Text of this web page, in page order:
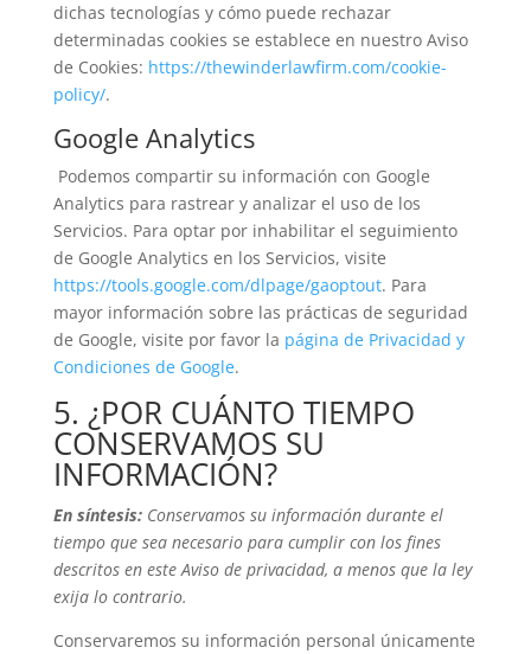
dichas tecnologías y cómo puede rechazar
determinadas cookies se establece en nuestro Aviso
de Cookies: https://thewinderlawfirm.com/cookie-
policy/.
Google Analytics
Podemos compartir su información con Google
Analytics para rastrear y analizar el uso de los
Servicios. Para optar por inhabilitar el seguimiento
de Google Analytics en los Servicios, visite
https://tools.google.com/dlpage/gaoptout. Para
mayor información sobre las prácticas de seguridad
de Google, visite por favor la página de Privacidad y
Condiciones de Google.
5. ¿POR CUÁNTO TIEMPO
CONSERVAMOS SU
INFORMACIÓN?
En síntesis: Conservamos su información durante el
tiempo que sea necesario para cumplir con los fines
descritos en este Aviso de privacidad, a menos que la ley
exija lo contrario.
Conservaremos su información personal únicamente